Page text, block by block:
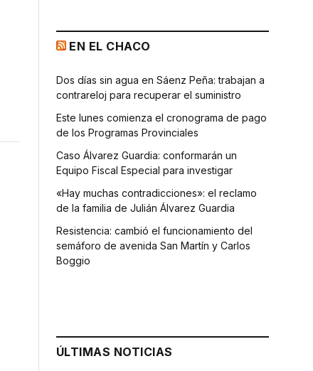
EN EL CHACO
Dos días sin agua en Sáenz Peña: trabajan a
contrareloj para recuperar el suministro
Este lunes comienza el cronograma de pago
de los Programas Provinciales
Caso Álvarez Guardia: conformarán un
Equipo Fiscal Especial para investigar
«Hay muchas contradicciones»: el reclamo
de la familia de Julián Álvarez Guardia
Resistencia: cambió el funcionamiento del
semáforo de avenida San Martín y Carlos
Boggio
ÚLTIMAS NOTICIAS